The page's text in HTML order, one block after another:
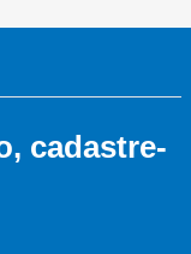
cadastre-